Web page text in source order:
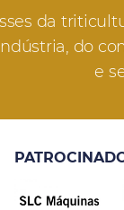
da
do
e